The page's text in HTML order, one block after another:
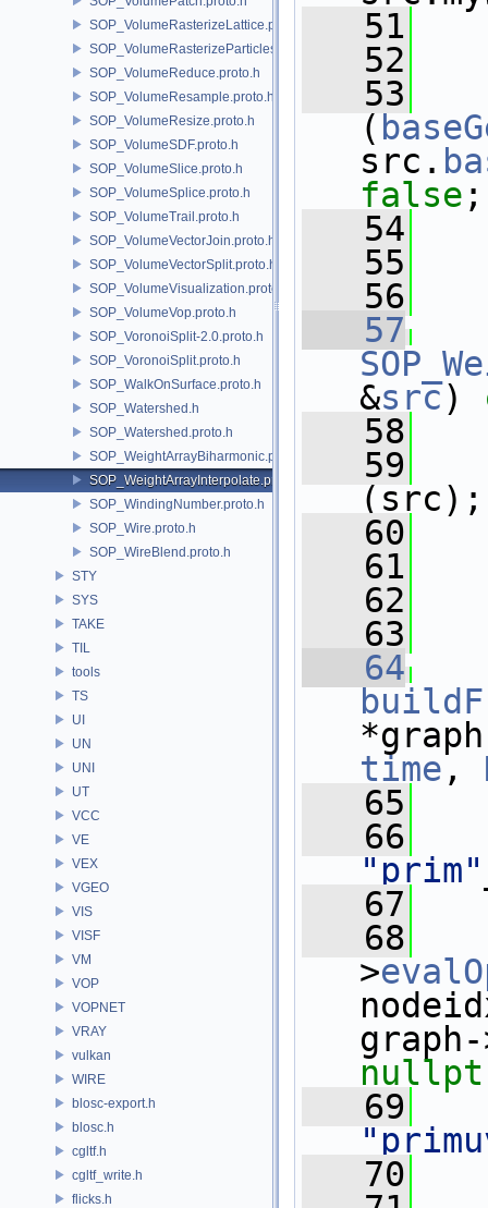
SOP_VolumeRasterizeLattice.proto.h
SOP_VolumeRasterizeParticles.proto.h
SOP_VolumeReduce.proto.h
SOP_VolumeResample.proto.h
SOP_VolumeResize.proto.h
SOP_VolumeSDF.proto.h
SOP_VolumeSlice.proto.h
SOP_VolumeSplice.proto.h
SOP_VolumeTrail.proto.h
SOP_VolumeVectorJoin.proto.h
SOP_VolumeVectorSplit.proto.h
SOP_VolumeVisualization.proto.h
SOP_VolumeVop.proto.h
SOP_VoronoiSplit-2.0.proto.h
SOP_VoronoiSplit.proto.h
SOP_WalkOnSurface.proto.h
SOP_Watershed.h
SOP_Watershed.proto.h
SOP_WeightArrayBiharmonic.proto.h
SOP_WeightArrayInterpolate.proto.h
SOP_WindingNumber.proto.h
SOP_Wire.proto.h
SOP_WireBlend.proto.h
STY
SYS
TAKE
TIL
tools
TS
UI
UN
UNI
UT
VCC
VE
VEX
VGEO
VIS
VISF
VM
VOP
VOPNET
VRAY
vulkan
WIRE
blosc-export.h
blosc.h
cgltf.h
cgltf_write.h
flicks.h
   51
   52
   53
(
src.
false ;
   54
   55
   56
   57
&src)
   58
   59
(src);
   60
   61
   62
   63
   64
time ,
   65
   66
"prim"
   67
   68
>
graph-
   69
   70